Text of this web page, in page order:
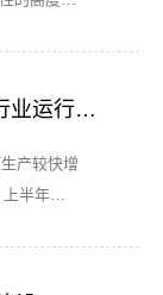
发改委：上半年煤炭电力等工业行业运行情况
产较快增
半年…